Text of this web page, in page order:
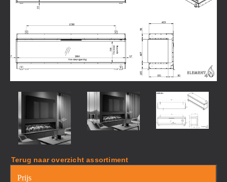
Terug naar overzicht assortiment
Prijs